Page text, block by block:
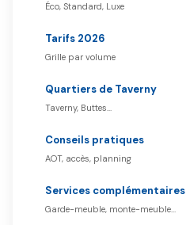
Éco, Standard, Luxe
Tarifs 2026
Grille par volume
Quartiers de Taverny
Taverny, Buttes…
Conseils pratiques
AOT, accès, planning
Services complémentaires
Garde-meuble, monte-meuble…